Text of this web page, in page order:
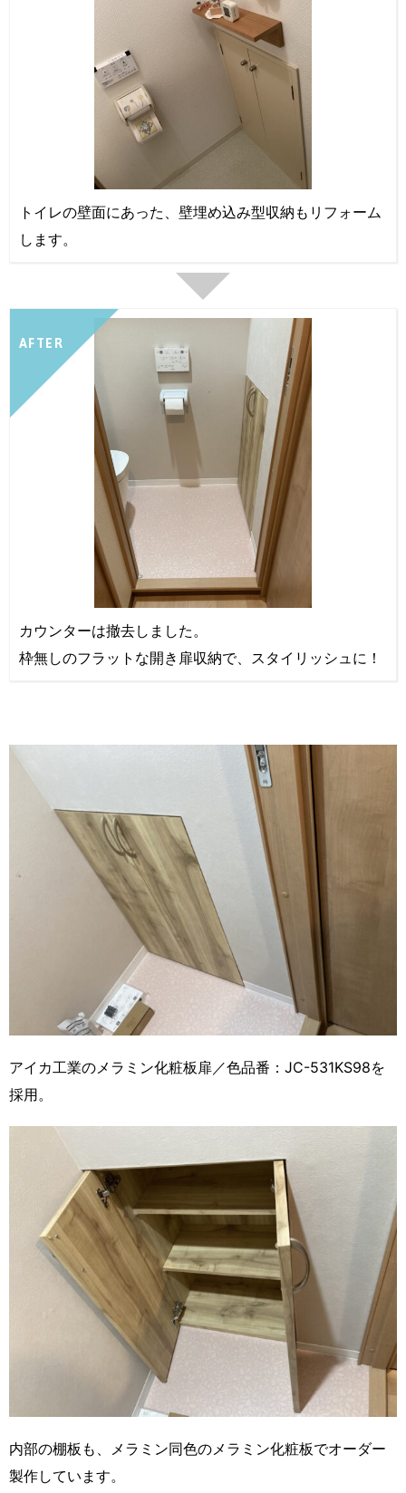
トイレの壁面にあった、壁埋め込み型収納もリフォーム
します。
AFTER
カウンターは撤去しました。
枠無しのフラットな開き扉収納で、スタイリッシュに！
アイカ工業のメラミン化粧板扉／色品番：JC-531KS98を
採用。
内部の棚板も、メラミン同色のメラミン化粧板でオーダー
製作しています。